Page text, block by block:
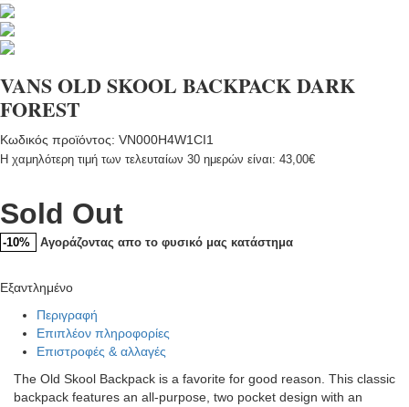
VANS OLD SKOOL BACKPACK DARK
FOREST
Κωδικός προϊόντος: VN000H4W1CI1
Η χαμηλότερη τιμή των τελευταίων 30 ημερών είναι: 43,00€
Sold Out
-10% Αγοράζοντας απο το φυσικό μας κατάστημα
Εξαντλημένο
Περιγραφή
Επιπλέον πληροφορίες
Επιστροφές & αλλαγές
The Old Skool Backpack is a favorite for good reason. This classic
backpack features an all-purpose, two pocket design with an